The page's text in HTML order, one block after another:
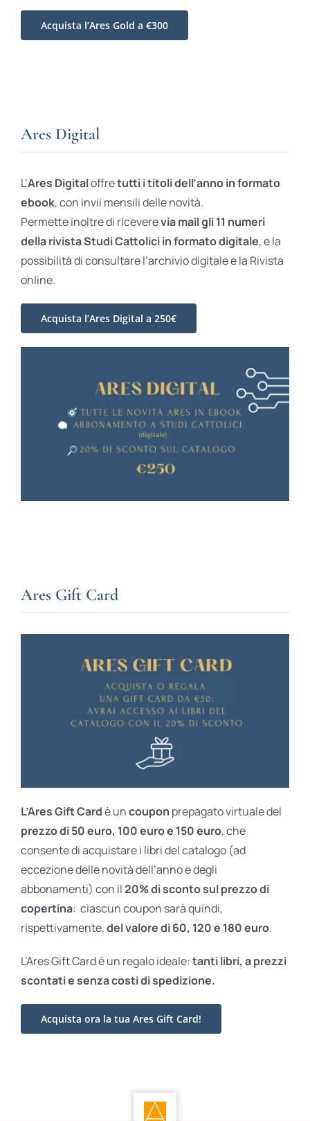
Acquista l’Ares Gold a €300
Ares Digital
L’Ares Digitaloffretutti i titoli dell’anno in formato
ebook, con invii mensili delle novità.
Permette inoltre di riceverevia mail gli 11 numeri
della rivista Studi Cattolici in formato digitale, e la
possibilità di consultare l’archivio digitale e la Rivista
online.
Acquista l’Ares Digital a 250€
Ares Gift Card
L’Ares Gift Cardè uncoupon prepagato virtuale del
prezzo di 50 euro, 100 euro e 150 euro, che
consente di acquistare i libri del catalogo (ad
eccezione delle novità dell’anno e degli
abbonamenti) con il20% di sconto sul prezzo di
copertina: ciascun coupon sarà quindi,
rispettivamente,del valore di 60, 120 e 180 euro.
L’Ares Gift Card è un regalo ideale: tanti libri, a prezzi
scontati esenza costi di spedizione.
Acquista ora la tua Ares Gift Card!